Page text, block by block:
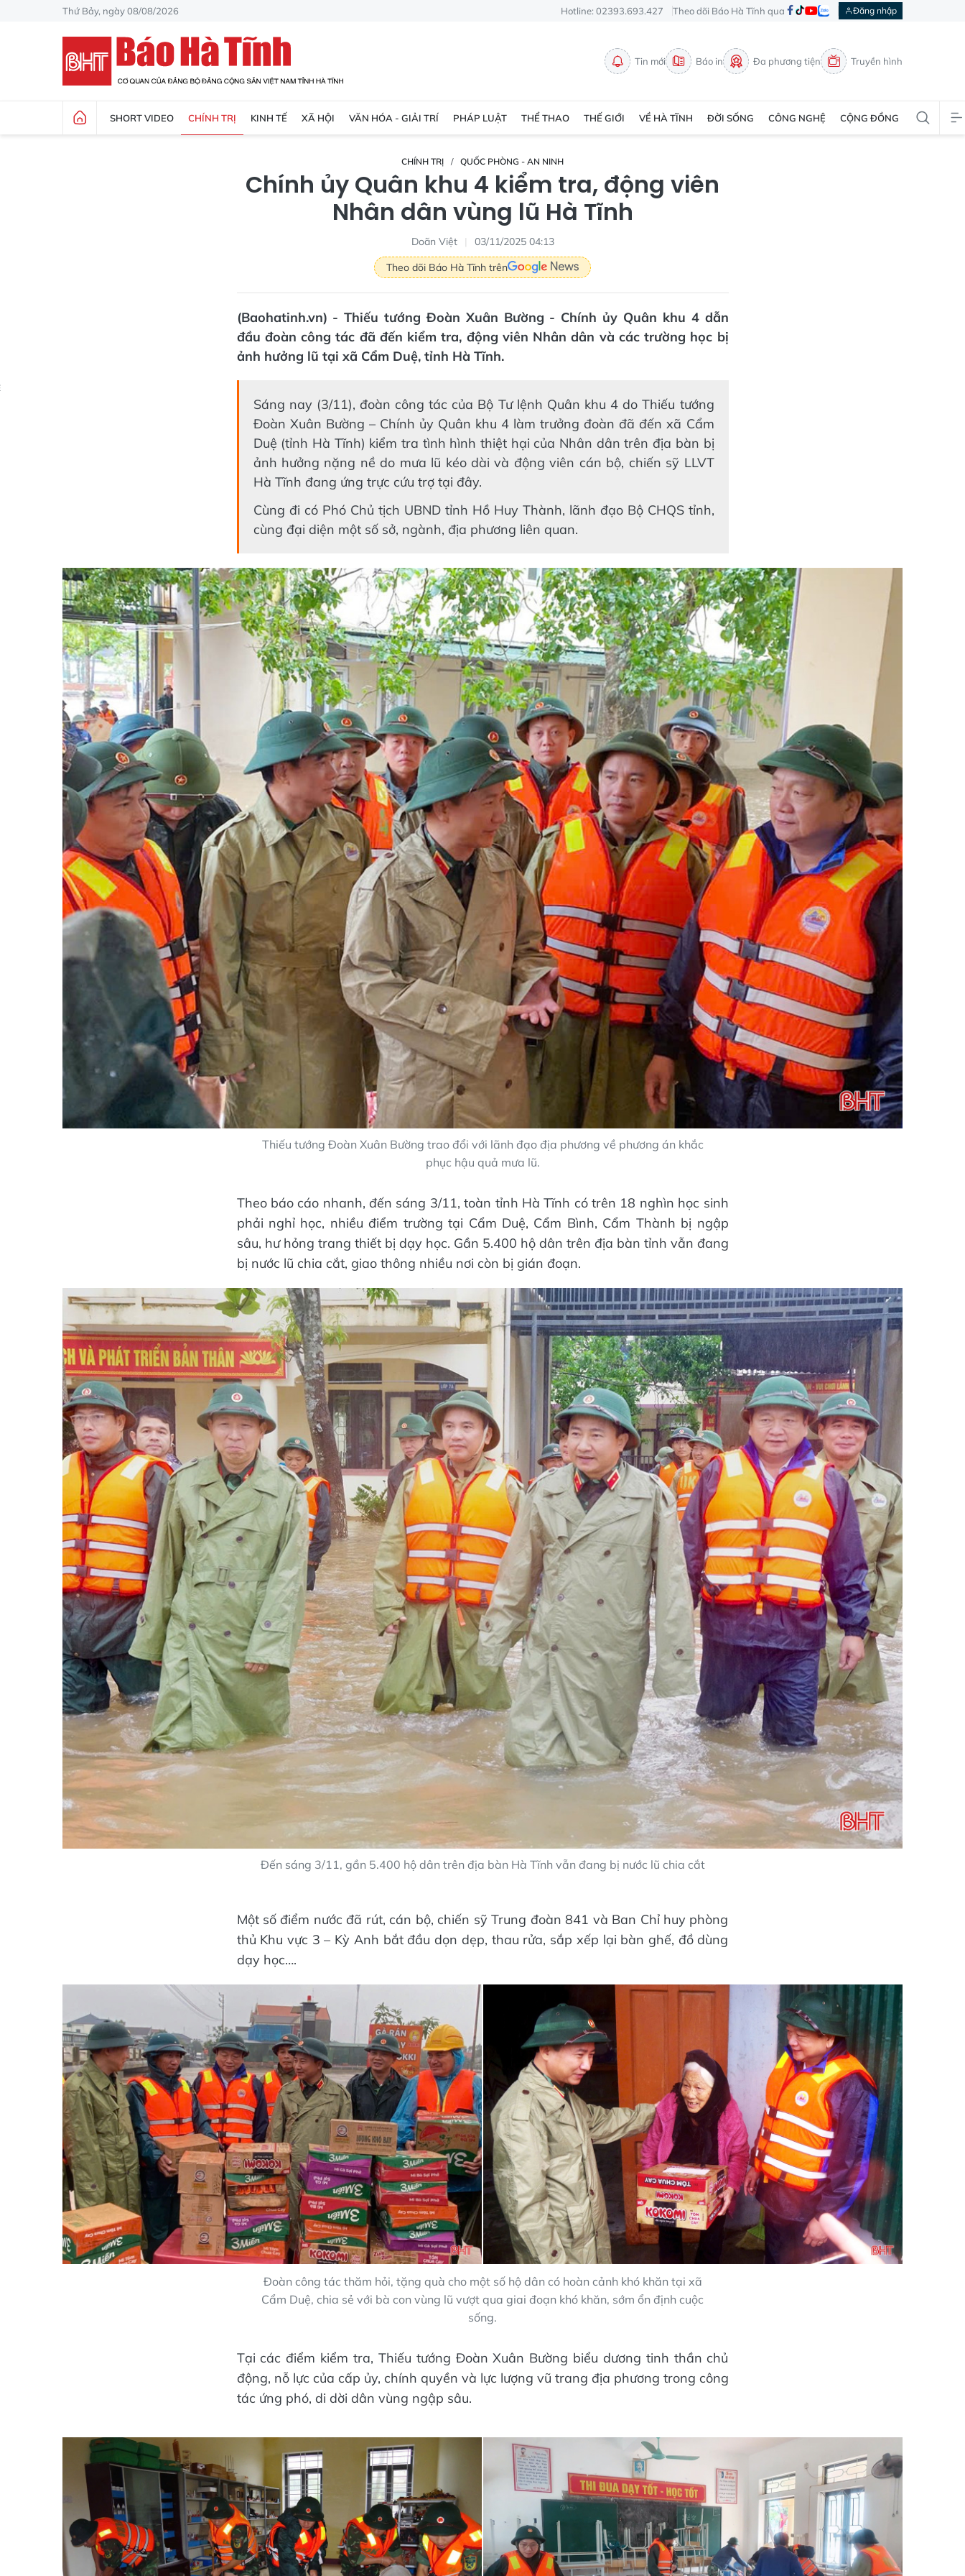
Thứ Bảy, ngày 08/08/2026 Hotline: 02393.693.427 Theo dõi Báo Hà Tĩnh qua Đăng nhập
Tin mới Báo in Đa phương tiện Truyền hình
SHORT VIDEO CHÍNH TRỊ KINH TẾ XÃ HỘI VĂN HÓA - GIẢI TRÍ PHÁP LUẬT THỂ THAO THẾ GIỚI VỀ HÀ TĨNH ĐỜI SỐNG CÔNG NGHỆ CỘNG ĐỒNG
CHÍNH TRỊ QUỐC PHÒNG - AN NINH
Chính ủy Quân khu 4 kiểm tra, động viên
Nhân dân vùng lũ Hà Tĩnh
Doãn Việt
03/11/2025 04:13
Theo dõi Báo Hà Tĩnh trên
(Baohatinh.vn) - Thiếu tướng Đoàn Xuân Bường - Chính ủy Quân khu 4 dẫn
đầu đoàn công tác đã đến kiểm tra, động viên Nhân dân và các trường học bị
ảnh hưởng lũ tại xã Cẩm Duệ, tỉnh Hà Tĩnh.
Sáng nay (3/11), đoàn công tác của Bộ Tư lệnh Quân khu 4 do Thiếu tướng
Đoàn Xuân Bường – Chính ủy Quân khu 4 làm trưởng đoàn đã đến xã Cẩm
Duệ (tỉnh Hà Tĩnh) kiểm tra tình hình thiệt hại của Nhân dân trên địa bàn bị
ảnh hưởng nặng nề do mưa lũ kéo dài và động viên cán bộ, chiến sỹ LLVT
Hà Tĩnh đang ứng trực cứu trợ tại đây.
Cùng đi có Phó Chủ tịch UBND tỉnh Hồ Huy Thành, lãnh đạo Bộ CHQS tỉnh,
cùng đại diện một số sở, ngành, địa phương liên quan.
Thiếu tướng Đoàn Xuân Bường trao đổi với lãnh đạo địa phương về phương án khắc
phục hậu quả mưa lũ.
Theo báo cáo nhanh, đến sáng 3/11, toàn tỉnh Hà Tĩnh có trên 18 nghìn học sinh
phải nghỉ học, nhiều điểm trường tại Cẩm Duệ, Cẩm Bình, Cẩm Thành bị ngập
sâu, hư hỏng trang thiết bị dạy học. Gần 5.400 hộ dân trên địa bàn tỉnh vẫn đang
bị nước lũ chia cắt, giao thông nhiều nơi còn bị gián đoạn.
Đến sáng 3/11, gần 5.400 hộ dân trên địa bàn Hà Tĩnh vẫn đang bị nước lũ chia cắt
Một số điểm nước đã rút, cán bộ, chiến sỹ Trung đoàn 841 và Ban Chỉ huy phòng
thủ Khu vực 3 – Kỳ Anh bắt đầu dọn dẹp, thau rửa, sắp xếp lại bàn ghế, đồ dùng
dạy học….
Đoàn công tác thăm hỏi, tặng quà cho một số hộ dân có hoàn cảnh khó khăn tại xã
Cẩm Duệ, chia sẻ với bà con vùng lũ vượt qua giai đoạn khó khăn, sớm ổn định cuộc
sống.
Tại các điểm kiểm tra, Thiếu tướng Đoàn Xuân Bường biểu dương tinh thần chủ
động, nỗ lực của cấp ủy, chính quyền và lực lượng vũ trang địa phương trong công
tác ứng phó, di dời dân vùng ngập sâu.